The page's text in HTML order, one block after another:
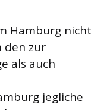
Hamburg nicht
den zur
als auch
jegliche